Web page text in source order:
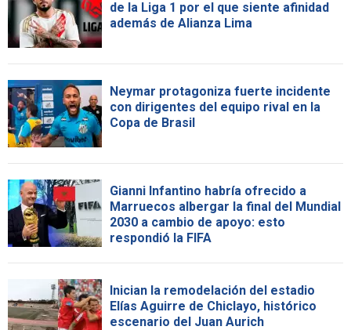
de la Liga 1 por el que siente afinidad
además de Alianza Lima
Neymar protagoniza fuerte incidente
con dirigentes del equipo rival en la
Copa de Brasil
Gianni Infantino habría ofrecido a
Marruecos albergar la final del Mundial
2030 a cambio de apoyo: esto
respondió la FIFA
Inician la remodelación del estadio
Elías Aguirre de Chiclayo, histórico
escenario del Juan Aurich